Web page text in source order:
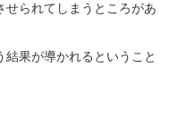
せられてしまうところがあ
果が導かれるということ